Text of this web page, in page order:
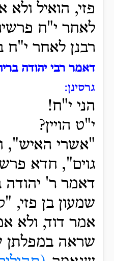
פזי, הואיל ולא
לאחר י"ח
רבנן לאחר י"ח
דאמר רבי יהודה
גרסינן:
הני י"ח!
י"ט הויין?
"אשרי האיש",
גוים", חדא
דאמר ר' יהודה
שמעון בן פזי,
אמר דוד, ולא
שראה במפלתן